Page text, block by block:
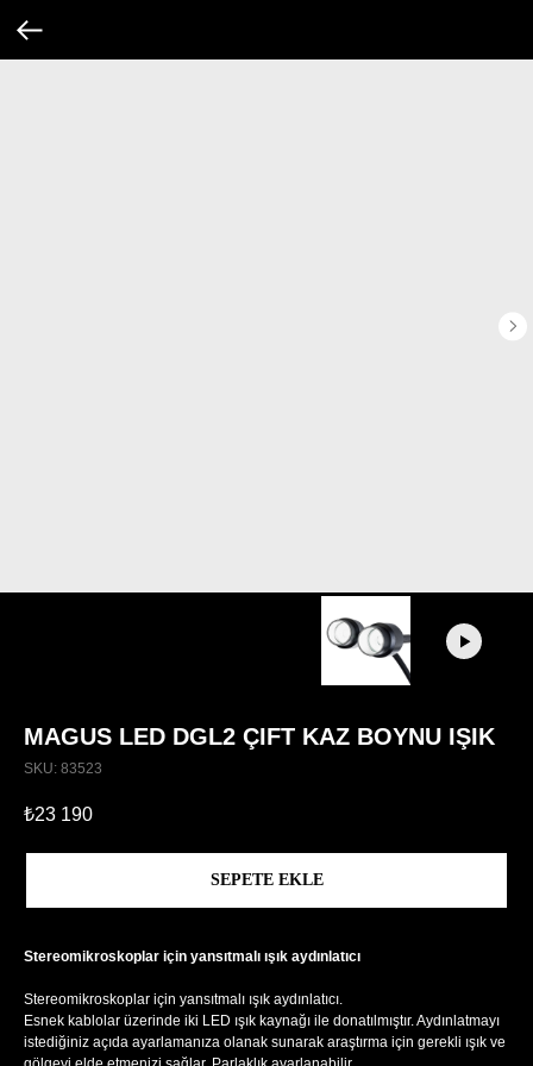
MAGUS LED DGL2 ÇIFT KAZ BOYNU IŞIK
SKU: 83523
₺23 190
SEPETE EKLE
Stereomikroskoplar için yansıtmalı ışık aydınlatıcı
Stereomikroskoplar için yansıtmalı ışık aydınlatıcı.
Esnek kablolar üzerinde iki LED ışık kaynağı ile donatılmıştır. Aydınlatmayı
istediğiniz açıda ayarlamanıza olanak sunarak araştırma için gerekli ışık ve